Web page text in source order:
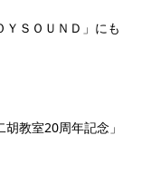
ＳＯＵＮＤ」にも
教室20周年記念」